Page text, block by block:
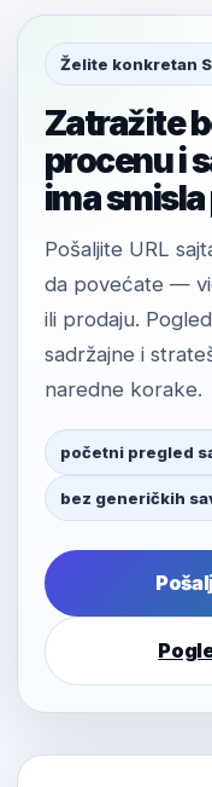
Želite konkretan
Zatražite
procenu i
ima
Pošaljite URL
da povećate —
ili prodaju.
sadržajne i
naredne korake.
početni pregled
bez generičkih